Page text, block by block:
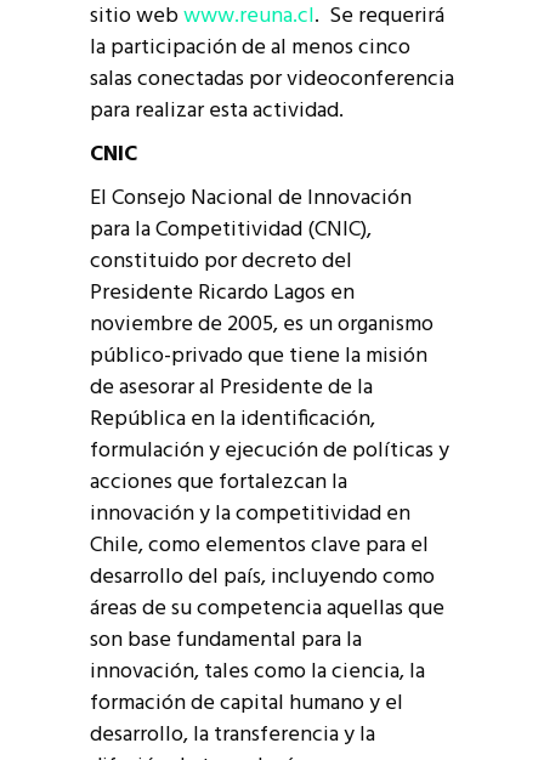
sitio webwww.reuna.cl. Se requerirá
la participación de al menos cinco
salas conectadas por videoconferencia
para realizar esta actividad.
CNIC
El Consejo Nacional de Innovación
para la Competitividad (CNIC),
constituido por decreto del
Presidente Ricardo Lagos en
noviembre de 2005, es un organismo
público-privado que tiene la misión
de asesorar al Presidente de la
República en la identificación,
formulación y ejecución de políticas y
acciones que fortalezcan la
innovación y la competitividad en
Chile, como elementos clave para el
desarrollo del país, incluyendo como
áreas de su competencia aquellas que
son base fundamental para la
innovación, tales como la ciencia, la
formación de capital humano y el
desarrollo, la transferencia y la